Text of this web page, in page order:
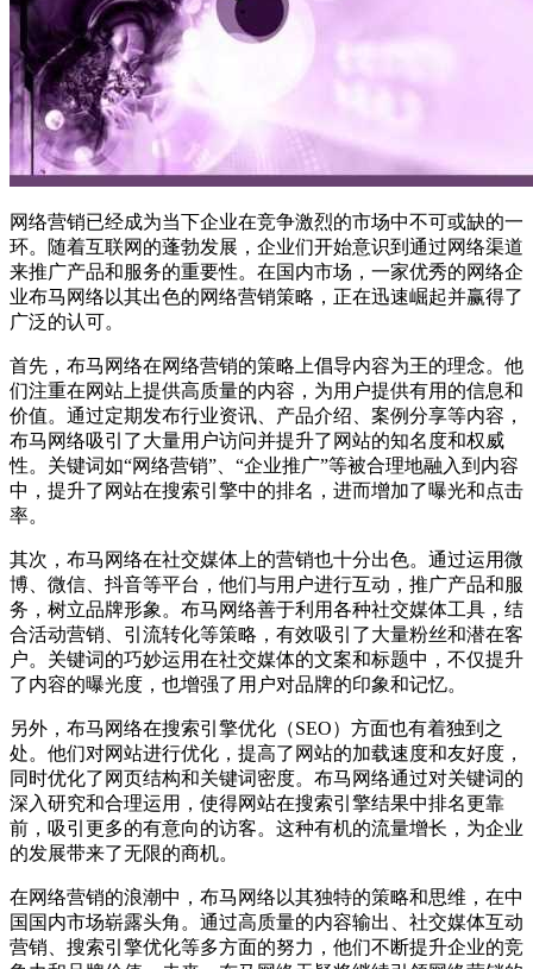
网络营销已经成为当下企业在竞争激烈的市场中不可或缺的一
环。随着互联网的蓬勃发展，企业们开始意识到通过网络渠道
来推广产品和服务的重要性。在国内市场，一家优秀的网络企
业布马网络以其出色的网络营销策略，正在迅速崛起并赢得了
广泛的认可。
首先，布马网络在网络营销的策略上倡导内容为王的理念。他
们注重在网站上提供高质量的内容，为用户提供有用的信息和
价值。通过定期发布行业资讯、产品介绍、案例分享等内容，
布马网络吸引了大量用户访问并提升了网站的知名度和权威
性。关键词如“网络营销”、“企业推广”等被合理地融入到内容
中，提升了网站在搜索引擎中的排名，进而增加了曝光和点击
率。
其次，布马网络在社交媒体上的营销也十分出色。通过运用微
博、微信、抖音等平台，他们与用户进行互动，推广产品和服
务，树立品牌形象。布马网络善于利用各种社交媒体工具，结
合活动营销、引流转化等策略，有效吸引了大量粉丝和潜在客
户。关键词的巧妙运用在社交媒体的文案和标题中，不仅提升
了内容的曝光度，也增强了用户对品牌的印象和记忆。
另外，布马网络在搜索引擎优化（SEO）方面也有着独到之
处。他们对网站进行优化，提高了网站的加载速度和友好度，
同时优化了网页结构和关键词密度。布马网络通过对关键词的
深入研究和合理运用，使得网站在搜索引擎结果中排名更靠
前，吸引更多的有意向的访客。这种有机的流量增长，为企业
的发展带来了无限的商机。
在网络营销的浪潮中，布马网络以其独特的策略和思维，在中
国国内市场崭露头角。通过高质量的内容输出、社交媒体互动
营销、搜索引擎优化等多方面的努力，他们不断提升企业的竞